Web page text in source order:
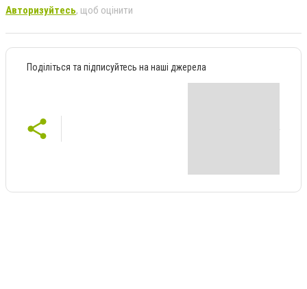
Авторизуйтесь, щоб оцінити
Поділіться та підписуйтесь на наші джерела